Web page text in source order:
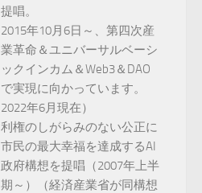
提唱。
2015年10月6日～、第四次産
業革命＆ユニバーサルベーシ
ックインカム＆Web3＆DAO
で実現に向かっています。
2022年6月現在）
利権のしがらみのない公正に
市民の最大幸福を達成するAI
政府構想を提唱（2007年上半
期～）（経済産業省が同構想